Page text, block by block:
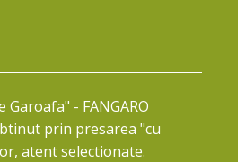
Garoafa" - FANGARO
prin presarea "cu
atent selectionate.